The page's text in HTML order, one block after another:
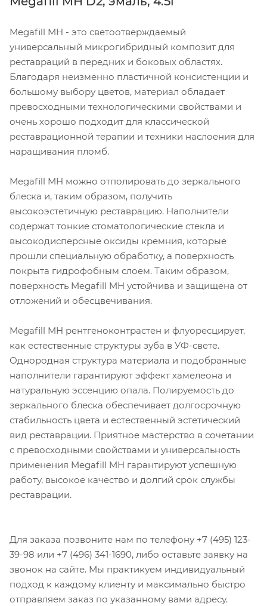
Megafill MH - это светоотверждаемый
универсальный микрогибридный композит для
реставраций в передних и боковых областях.
Благодаря неизменно пластичной консистенции и
большому выбору цветов, материал обладает
превосходными технологическими свойствами и
очень хорошо подходит для классической
реставрационной терапии и техники наслоения для
наращивания пломб.
Megafill MH можно отполировать до зеркального
блеска и, таким образом, получить
высокоэстетичную реставрацию. Наполнители
содержат тонкие стоматологические стекла и
высокодисперсные оксиды кремния, которые
прошли специальную обработку, а поверхность
покрыта гидрофобным слоем. Таким образом,
поверхность Megafill MH устойчива и защищена от
отложений и обесцвечивания.
Megafill MH рентгеноконтрастен и флуоресцирует,
как естественные структуры зуба в УФ-свете.
Однородная структура материала и подобранные
наполнители гарантируют эффект хамелеона и
натуральную эссенцию опала. Полируемость до
зеркального блеска обеспечивает долгосрочную
стабильность цвета и естественный эстетический
вид реставрации. Приятное мастерство в сочетании
с превосходными свойствами и универсальность
применения Megafill MH гарантируют успешную
работу, высокое качество и долгий срок службы
реставрации.
Для заказа позвоните нам по телефону +7 (495) 123-
39-98 или +7 (496) 341-1690, либо оставьте заявку на
звонок на сайте. Мы практикуем индивидуальный
подход к каждому клиенту и максимально быстро
отправляем заказ по указанному вами адресу.